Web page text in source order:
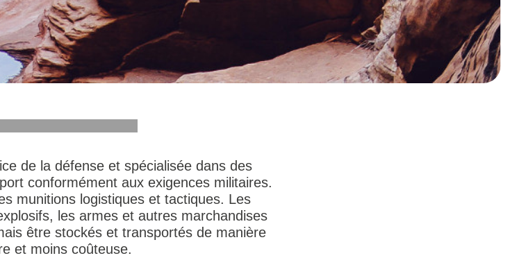
de la défense et spécialisée dans des
conformément aux exigences militaires.
munitions logistiques et tactiques. Les
les armes et autres marchandises
être stockés et transportés de manière
et moins coûteuse.